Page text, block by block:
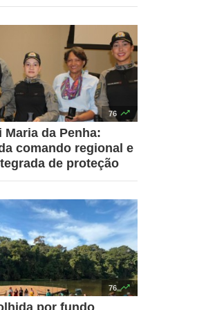
76 
Maria da Penha:
comando regional e
de proteção
76 
por fundo